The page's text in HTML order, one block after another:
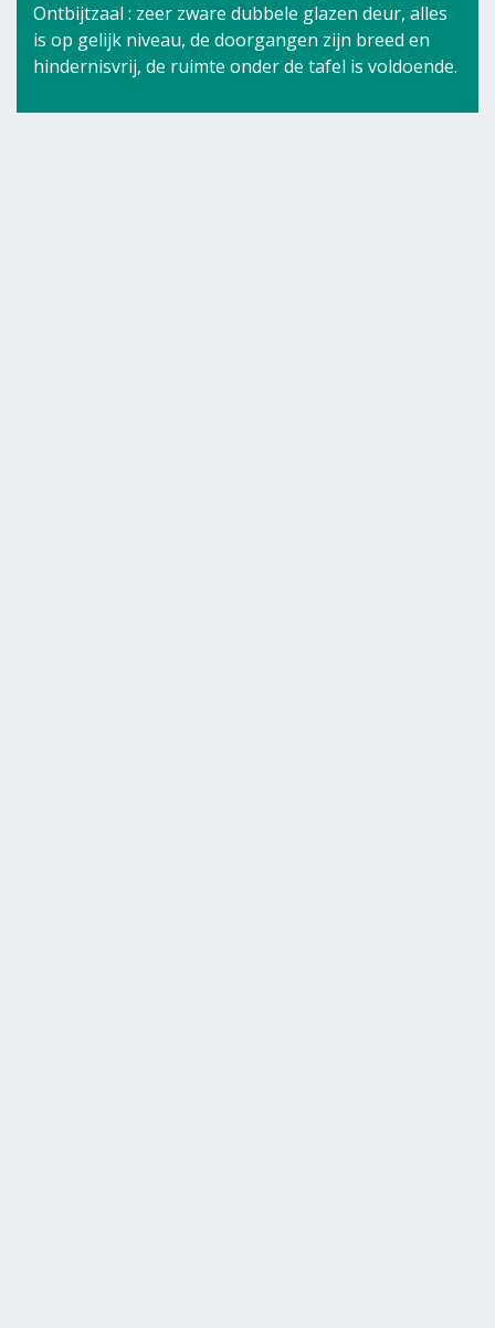
Ontbijtzaal : zeer zware dubbele glazen deur, alles
is op gelijk niveau, de doorgangen zijn breed en
hindernisvrij, de ruimte onder de tafel is voldoende.